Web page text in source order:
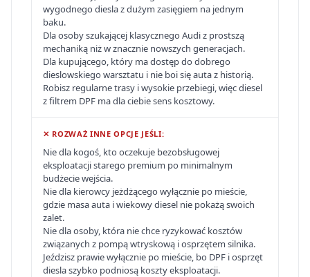
wygodnego diesla z dużym zasięgiem na jednym
baku.
Dla osoby szukającej klasycznego Audi z prostszą
mechaniką niż w znacznie nowszych generacjach.
Dla kupującego, który ma dostęp do dobrego
dieslowskiego warsztatu i nie boi się auta z historią.
Robisz regularne trasy i wysokie przebiegi, więc diesel
z filtrem DPF ma dla ciebie sens kosztowy.
✕ ROZWAŻ INNE OPCJE JEŚLI:
Nie dla kogoś, kto oczekuje bezobsługowej
eksploatacji starego premium po minimalnym
budżecie wejścia.
Nie dla kierowcy jeżdżącego wyłącznie po mieście,
gdzie masa auta i wiekowy diesel nie pokażą swoich
zalet.
Nie dla osoby, która nie chce ryzykować kosztów
związanych z pompą wtryskową i osprzętem silnika.
Jeździsz prawie wyłącznie po mieście, bo DPF i osprzęt
diesla szybko podniosą koszty eksploatacji.